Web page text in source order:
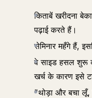
किताबें खरीदना
पढ़ाई करते हैं।
सेमिनार महँगे हैं,
वे साइड हसल शुरू
खर्च के कारण इसे
"थोड़ा और बचा